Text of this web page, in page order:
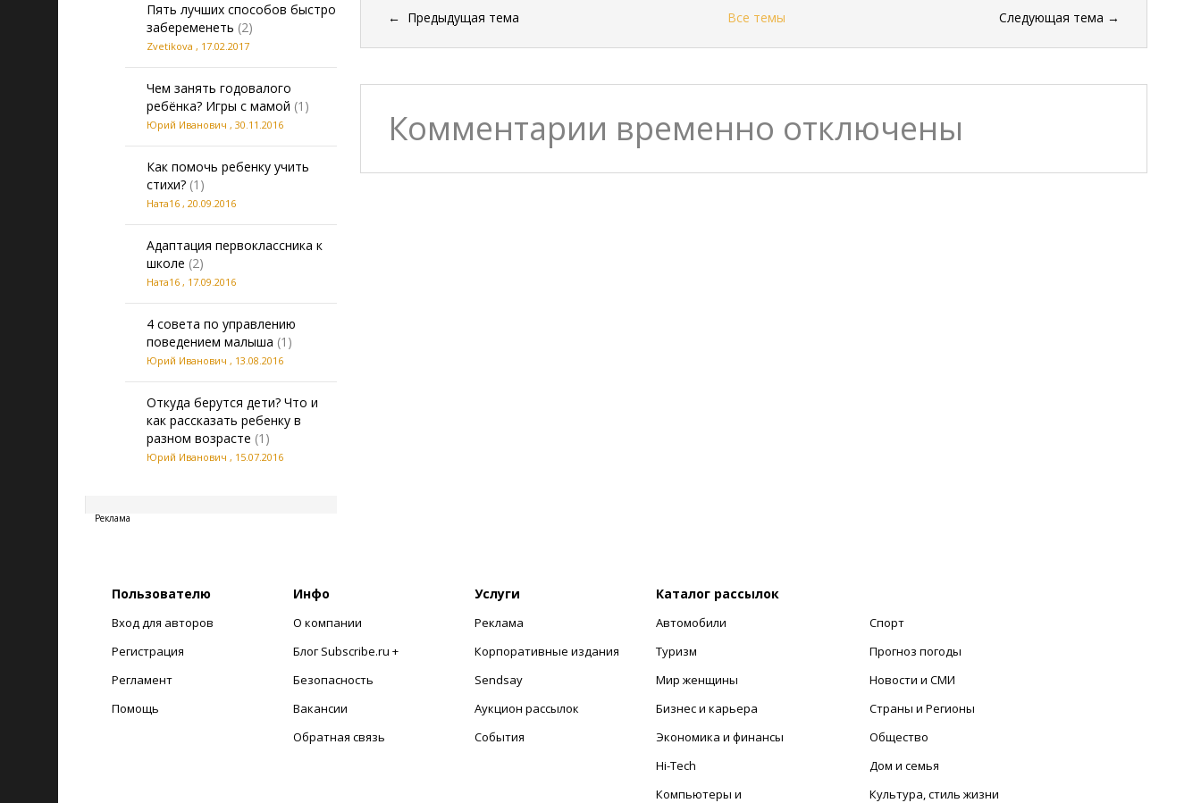
Пять лучших способов быстро
забеременеть (2)
Zvetikova , 17.02.2017
Чем занять годовалого
ребёнка? Игры с мамой (1)
Юрий Иванович , 30.11.2016
Как помочь ребенку учить
стихи? (1)
Ната16 , 20.09.2016
Адаптация первоклассника к
школе (2)
Ната16 , 17.09.2016
4 совета по управлению
поведением малыша (1)
Юрий Иванович , 13.08.2016
Откуда берутся дети? Что и
как рассказать ребенку в
разном возрасте (1)
Юрий Иванович , 15.07.2016
Реклама
← Предыдущая тема Все темы Следующая тема →
Комментарии временно отключены
Пользователю
Вход для авторов
Регистрация
Регламент
Помощь
Инфо
О компании
Блог Subscribe.ru +
Безопасность
Вакансии
Обратная связь
Услуги
Реклама
Корпоративные издания
Sendsay
Аукцион рассылок
События
Каталог рассылок
Автомобили
Туризм
Мир женщины
Бизнес и карьера
Экономика и финансы
Hi-Tech
Компьютеры и
Спорт
Прогноз погоды
Новости и СМИ
Страны и Регионы
Общество
Дом и семья
Культура, стиль жизни